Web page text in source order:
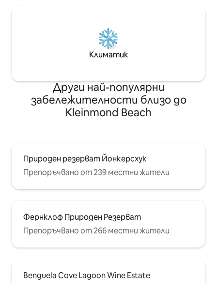
Климатик
Други най-популярни
забележителности близо до
Kleinmond Beach
Природен резерват Йонкерсхук
Препоръчвано от 239 местни жители
Фернклоф Природен Резерват
Препоръчвано от 266 местни жители
Benguela Cove Lagoon Wine Estate